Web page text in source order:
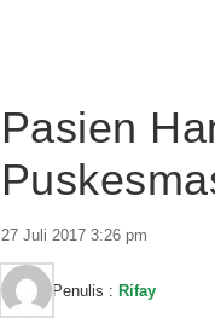
Pasien
27 Juli 2017 3:26 pm
Penulis : Rifay